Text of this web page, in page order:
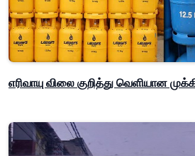
எரிவாயு விலை குறித்து வெளியான